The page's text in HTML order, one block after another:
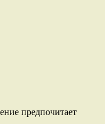
предпочитает